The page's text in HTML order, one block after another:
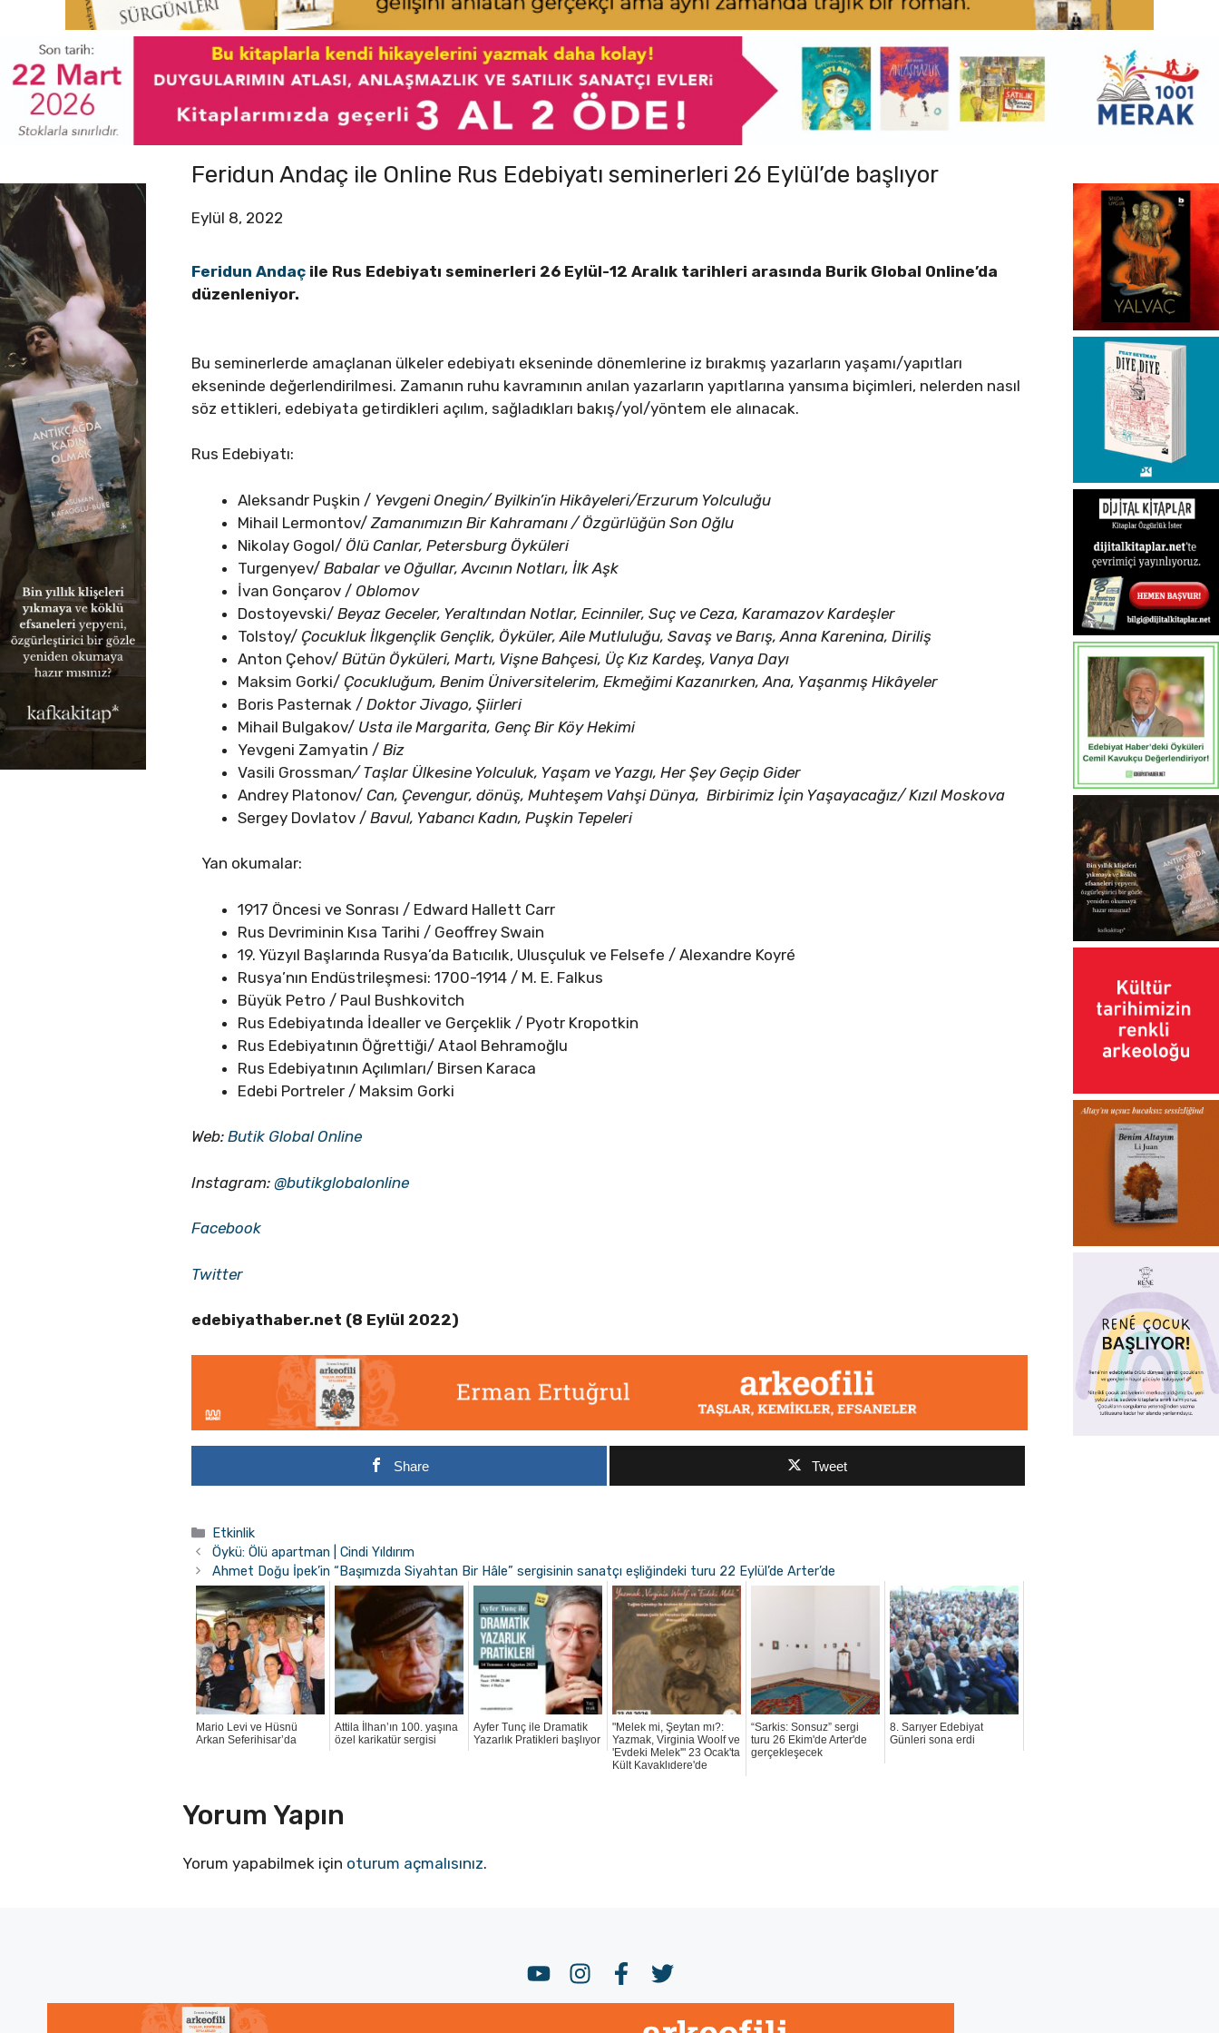
Feridun Andaç ile Online Rus Edebiyatı seminerleri 26 Eylül’de başlıyor
Eylül 8, 2022
Feridun Andaç ile Rus Edebiyatı seminerleri 26 Eylül-12 Aralık tarihleri arasında Burik Global Online’da
düzenleniyor.
Bu seminerlerde amaçlanan ülkeler edebiyatı ekseninde dönemlerine iz bırakmış yazarların yaşamı/yapıtları
ekseninde değerlendirilmesi. Zamanın ruhu kavramının anılan yazarların yapıtlarına yansıma biçimleri, nelerden nasıl
söz ettikleri, edebiyata getirdikleri açılım, sağladıkları bakış/yol/yöntem ele alınacak.
Rus Edebiyatı:
Aleksandr Puşkin / Yevgeni Onegin/ Byilkin’in Hikâyeleri/Erzurum Yolculuğu
Mihail Lermontov/Zamanımızın Bir Kahramanı / Özgürlüğün Son Oğlu
Nikolay Gogol/Ölü Canlar, Petersburg Öyküleri
Turgenyev/Babalar ve Oğullar, Avcının Notları, İlk Aşk
İvan Gonçarov /Oblomov
Dostoyevski/Beyaz Geceler, Yeraltından Notlar, Ecinniler, Suç ve Ceza, Karamazov Kardeşler
Tolstoy/Çocukluk İlkgençlik Gençlik, Öyküler, Aile Mutluluğu, Savaş ve Barış, Anna Karenina, Diriliş
Anton Çehov/Bütün Öyküleri, Martı, Vişne Bahçesi, Üç Kız Kardeş, Vanya Dayı
Maksim Gorki/Çocukluğum, Benim Üniversitelerim, Ekmeğimi Kazanırken, Ana, Yaşanmış Hikâyeler
Boris Pasternak /Doktor Jivago, Şiirleri
Mihail Bulgakov/ Usta ile Margarita, Genç Bir Köy Hekimi
Yevgeni Zamyatin /Biz
Vasili Grossman/ Taşlar Ülkesine Yolculuk, Yaşam ve Yazgı, Her Şey Geçip Gider
Andrey Platonov/Can, Çevengur, dönüş, Muhteşem Vahşi Dünya, Birbirimiz İçin Yaşayacağız/ Kızıl Moskova
Sergey Dovlatov /Bavul, Yabancı Kadın, Puşkin Tepeleri
Yan okumalar:
1917 Öncesi ve Sonrası / Edward Hallett Carr
Rus Devriminin Kısa Tarihi / Geoffrey Swain
19. Yüzyıl Başlarında Rusya’da Batıcılık, Ulusçuluk ve Felsefe / Alexandre Koyré
Rusya’nın Endüstrileşmesi: 1700-1914 / M. E. Falkus
Büyük Petro / Paul Bushkovitch
Rus Edebiyatında İdealler ve Gerçeklik / Pyotr Kropotkin
Rus Edebiyatının Öğrettiği/ Ataol Behramoğlu
Rus Edebiyatının Açılımları/ Birsen Karaca
Edebi Portreler / Maksim Gorki
Web:Butik Global Online
Instagram:@butikglobalonline
Facebook
Twitter
edebiyathaber.net (8 Eylül 2022)
Share Tweet
Kategoriler
Etkinlik
Öykü: Ölü apartman | Cindi Yıldırım
Ahmet Doğu İpek’in “Başımızda Siyahtan Bir Hâle” sergisinin sanatçı eşliğindeki turu 22 Eylül’de Arter’de
Mario Levi ve Hüsnü
Arkan Seferihisar’da
Attila İlhan’ın 100. yaşına
özel karikatür sergisi
Ayfer Tunç ile Dramatik
Yazarlık Pratikleri başlıyor
"Melek mi, Şeytan mı?:
Yazmak, Virginia Woolf ve
'Evdeki Melek'" 23 Ocak'ta
Kült Kavaklıdere'de
“Sarkis: Sonsuz” sergi
turu 26 Ekim'de Arter'de
gerçekleşecek
8. Sarıyer Edebiyat
Günleri sona erdi
Yorum Yapın
Yorum yapabilmek için oturum açmalısınız.